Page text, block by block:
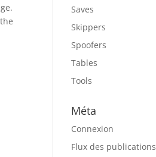
Saves
Skippers
Spoofers
Tables
Tools
Méta
Connexion
Flux des publications